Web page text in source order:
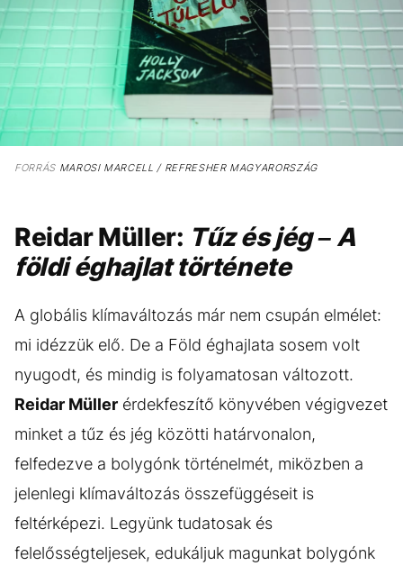
FORRÁSMAROSI MARCELL / REFRESHER MAGYARORSZÁG
Reidar Müller: Tűz ​és jég – A
földi éghajlat története
A globális klímaváltozás már nem csupán elmélet:
mi idézzük elő. De a Föld éghajlata sosem volt
nyugodt, és mindig is folyamatosan változott.
Reidar Müller érdekfeszítő könyvében végigvezet
minket a tűz és jég közötti határvonalon,
felfedezve a bolygónk történelmét, miközben a
jelenlegi klímaváltozás összefüggéseit is
feltérképezi. Legyünk tudatosak és
felelősségteljesek, edukáljuk magunkat bolygónk